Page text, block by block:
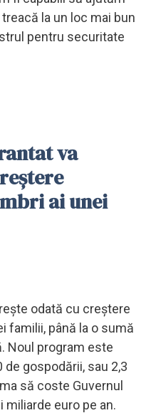
la un loc mai bun
pentru securitate
va
ai unei
odată cu creştere
familii, până la o sumă
Noul program este
gospodării, sau 2,3
să coste Guvernul
miliarde euro pe an.